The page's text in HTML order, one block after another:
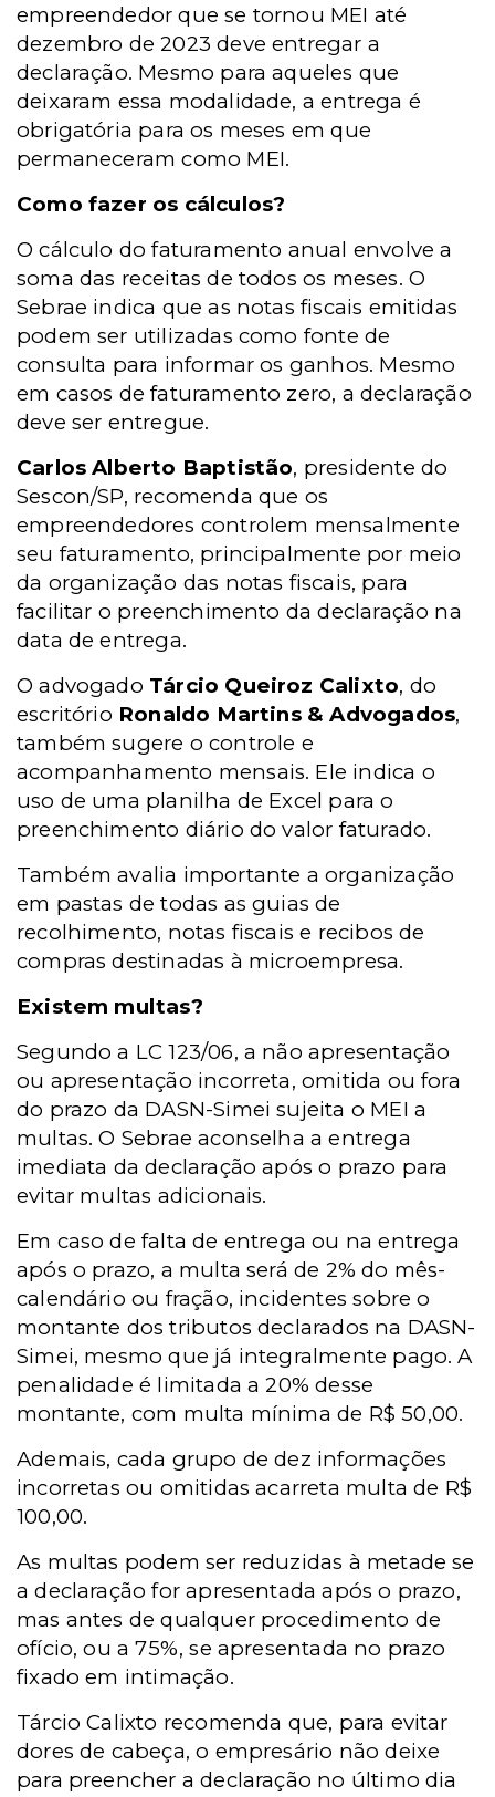
empreendedor que se tornou MEI até
dezembro de 2023 deve entregar a
declaração. Mesmo para aqueles que
deixaram essa modalidade, a entrega é
obrigatória para os meses em que
permaneceram como MEI.
Como fazer os cálculos?
O cálculo do faturamento anual envolve a
soma das receitas de todos os meses. O
Sebrae indica que as notas fiscais emitidas
podem ser utilizadas como fonte de
consulta para informar os ganhos. Mesmo
em casos de faturamento zero, a declaração
deve ser entregue.
Carlos Alberto Baptistão, presidente do
Sescon/SP, recomenda que os
empreendedores controlem mensalmente
seu faturamento, principalmente por meio
da organização das notas fiscais, para
facilitar o preenchimento da declaração na
data de entrega.
O advogado Tárcio Queiroz Calixto, do
escritório Ronaldo Martins & Advogados,
também sugere o controle e
acompanhamento mensais. Ele indica o
uso de uma planilha de Excel para o
preenchimento diário do valor faturado.
Também avalia importante a organização
em pastas de todas as guias de
recolhimento, notas fiscais e recibos de
compras destinadas à microempresa.
Existem multas?
Segundo a LC 123/06, a não apresentação
ou apresentação incorreta, omitida ou fora
do prazo da DASN-Simei sujeita o MEI a
multas. O Sebrae aconselha a entrega
imediata da declaração após o prazo para
evitar multas adicionais.
Em caso de falta de entrega ou na entrega
após o prazo, a multaserá de 2% do mês-
calendário ou fração, incidentes sobre o
montante dos tributos declarados na DASN-
Simei, mesmo que já integralmente pago. A
penalidade é limitada a 20% desse
montante, com multa mínima de R$ 50,00.
Ademais, cada grupo de dez informações
incorretas ou omitidas acarreta multa de R$
100,00.
As multas podem ser reduzidas à metade se
a declaração for apresentada após o prazo,
mas antes de qualquer procedimento de
ofício, ou a 75%, se apresentada no prazo
fixado em intimação.
Tárcio Calixto recomenda que, para evitar
dores de cabeça, o empresário não deixe
para preencher a declaração no último dia